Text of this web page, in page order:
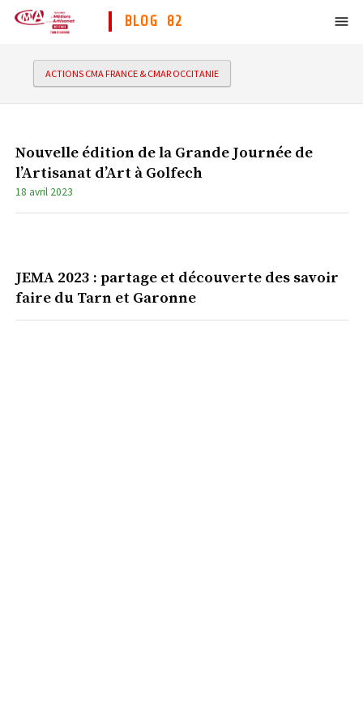
BLOG 82
ACTIONS CMA FRANCE & CMAR OCCITANIE
Nouvelle édition de la Grande Journée de
l’Artisanat d’Art à Golfech
18 avril 2023
JEMA 2023 : partage et découverte des savoir
faire du Tarn et Garonne